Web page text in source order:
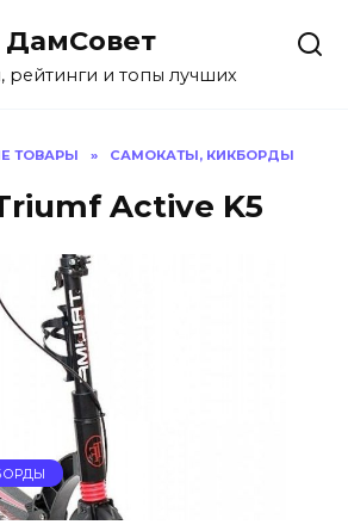
ДамСовет
рейтинги и топы лучших
ТОВАРЫ » САМОКАТЫ, КИКБОРДЫ
Active K5